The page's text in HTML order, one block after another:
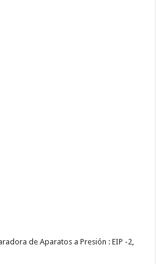
de Aparatos a Presión : EIP -2,